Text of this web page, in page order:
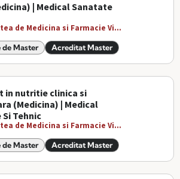
| Medical Sanatate
de Medicina si Farmacie Vi...
de Master Acreditat Master
in nutritie clinica si
(Medicina) | Medical
Tehnic
de Medicina si Farmacie Vi...
de Master Acreditat Master